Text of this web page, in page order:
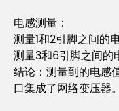
电感测量：
测量1和2引脚之间的
测量3和6引脚之间的
结论：测量到的电感
口集成了网络变压器。